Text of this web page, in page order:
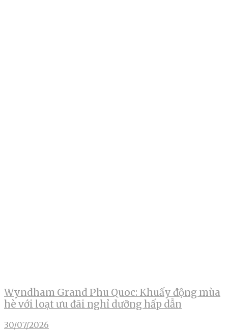
Wyndham Grand Phu Quoc: Khuấy động mùa
hè với loạt ưu đãi nghỉ dưỡng hấp dẫn
30/07/2026